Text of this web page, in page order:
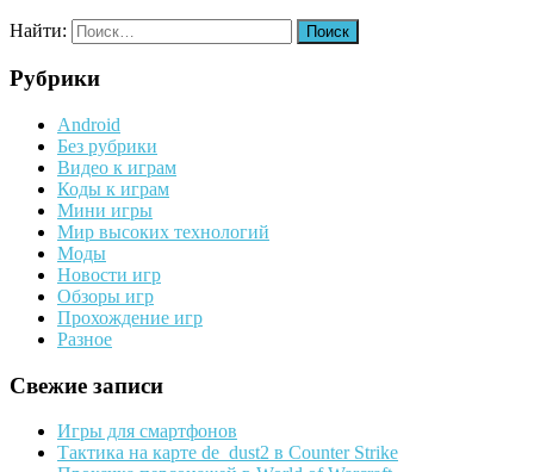
Найти:
Рубрики
Android
Без рубрики
Видео к играм
Коды к играм
Мини игры
Мир высоких технологий
Моды
Новости игр
Обзоры игр
Прохождение игр
Разное
Свежие записи
Игры для смартфонов
Тактика на карте de_dust2 в Counter Strike